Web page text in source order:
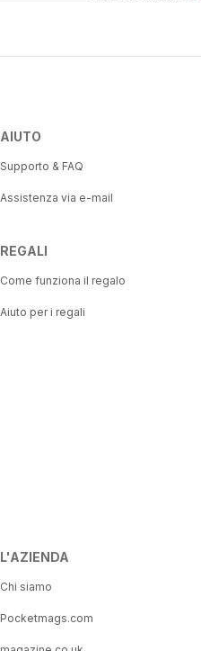
AIUTO
Supporto & FAQ
Assistenza via e-mail
REGALI
Come funziona il regalo
Aiuto per i regali
L'AZIENDA
Chi siamo
Pocketmags.com